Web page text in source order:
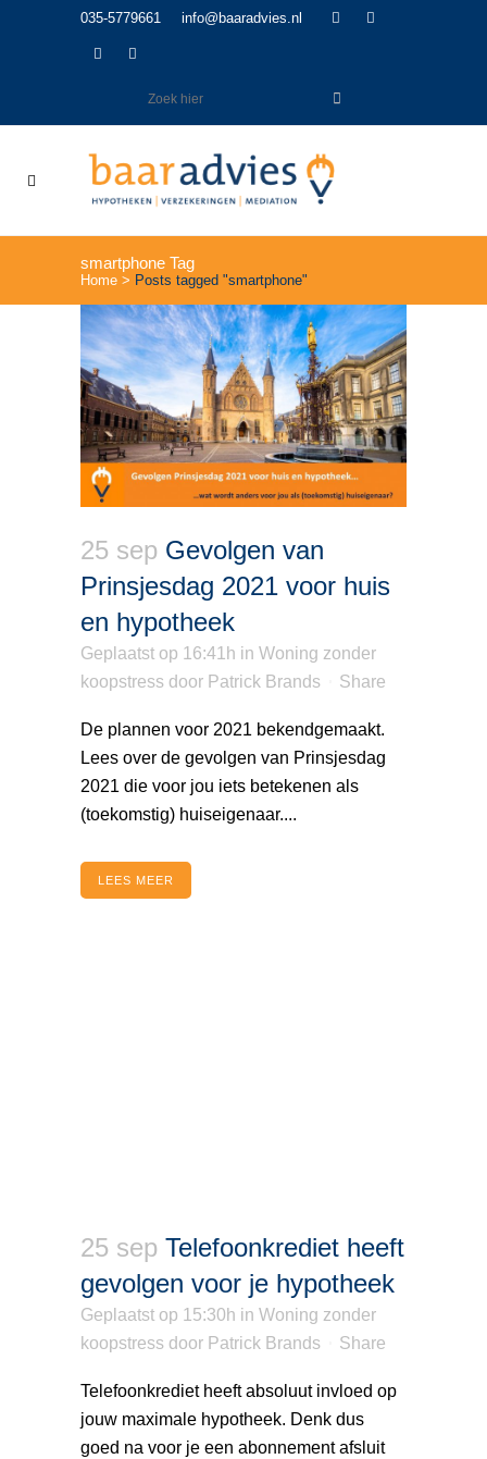
035-5779661 info@baaradvies.nl
smartphone Tag
Home > Posts tagged "smartphone"
25 sep Gevolgen van
Prinsjesdag 2021 voor huis
en hypotheek
Geplaatst op 16:41h in Woning zonder
koopstress door Patrick Brands Share
De plannen voor 2021 bekendgemaakt.
Lees over de gevolgen van Prinsjesdag
2021 die voor jou iets betekenen als
(toekomstig) huiseigenaar....
LEES MEER
25 sep Telefoonkrediet heeft
gevolgen voor je hypotheek
Geplaatst op 15:30h in Woning zonder
koopstress door Patrick Brands Share
Telefoonkrediet heeft absoluut invloed op
jouw maximale hypotheek. Denk dus
goed na voor je een abonnement afsluit